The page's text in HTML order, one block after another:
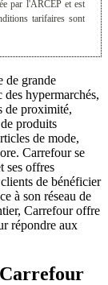
par l'ARCEP et est
tarifaires sont
de grande
hypermarchés,
de proximité,
produits
de mode,
Carrefour se
ses offres
de bénéficier
à son réseau de
Carrefour offre
répondre aux